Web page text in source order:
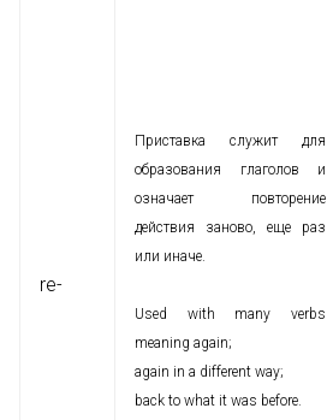
re-
Приставка служит для
образования глаголов и
означает повторение
действия заново, еще раз
или иначе.
Used with many verbs
meaning again;
again in a different way;
back to what it was before.